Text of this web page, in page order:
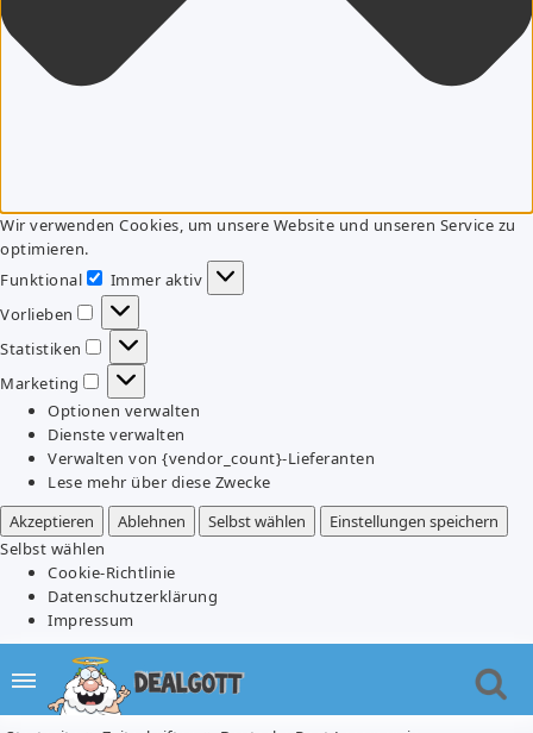
Wir verwenden Cookies, um unsere Website und unseren Service zu
optimieren.
Funktional
Funktional
Immer aktiv
Vorlieben
Vorlieben
Statistiken
Statistiken
Marketing
Marketing
Optionen verwalten
Dienste verwalten
Verwalten von {vendor_count}-Lieferanten
Lese mehr über diese Zwecke
Akzeptieren
Ablehnen Selbst wählen
Einstellungen speichern
Selbst wählen
Cookie-Richtlinie
Datenschutzerklärung
Impressum